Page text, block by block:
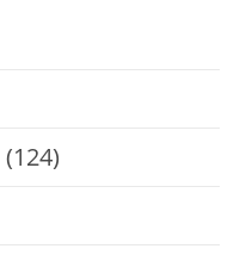
(124)